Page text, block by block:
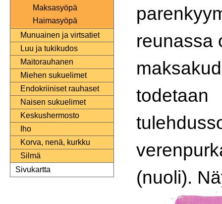
Maksasyöpä
Haimasyöpä
Munuainen ja virtsatiet
Luu ja tukikudos
Maitorauhanen
Miehen sukuelimet
Endokriiniset rauhaset
Naisen sukuelimet
Keskushermosto
Iho
Korva, nenä, kurkku
Silmä
Sivukartta
reunassa
todetaan
(nuoli).